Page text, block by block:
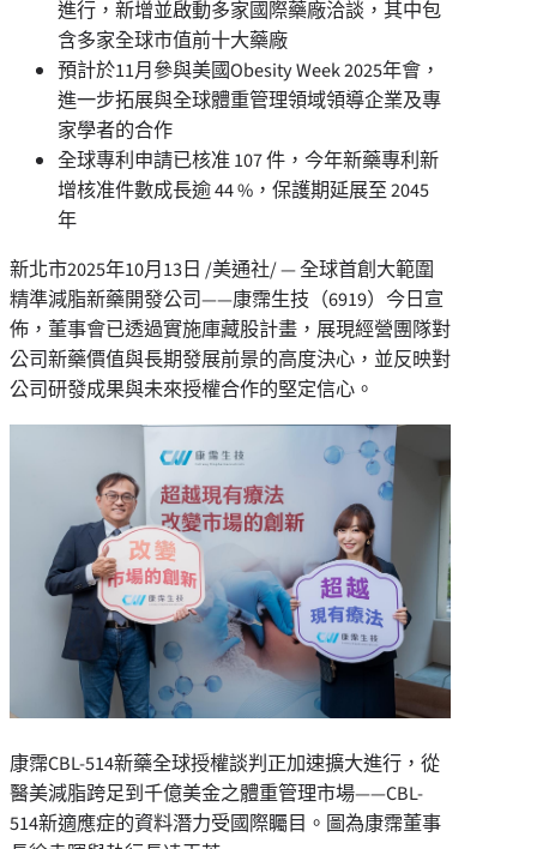
進行，新增並啟動多家國際藥廠洽談，其中包
含多家全球市值前十大藥廠
預計於11月參與美國Obesity Week 2025年會，
進一步拓展與全球體重管理領域領導企業及專
家學者的合作
全球專利申請已核准 107 件，今年新藥專利新
增核准件數成長逾 44 %，保護期延展至 2045
年
新北市2025年10月13日 /美通社/ — 全球首創大範圍
精準減脂新藥開發公司——康霈生技（6919）今日宣
佈，董事會已透過實施庫藏股計畫，展現經營團隊對
公司新藥價值與長期發展前景的高度決心，並反映對
公司研發成果與未來授權合作的堅定信心。
康霈CBL-514新藥全球授權談判正加速擴大進行，從
醫美減脂跨足到千億美金之體重管理市場——CBL-
514新適應症的資料潛力受國際矚目。圖為康霈董事